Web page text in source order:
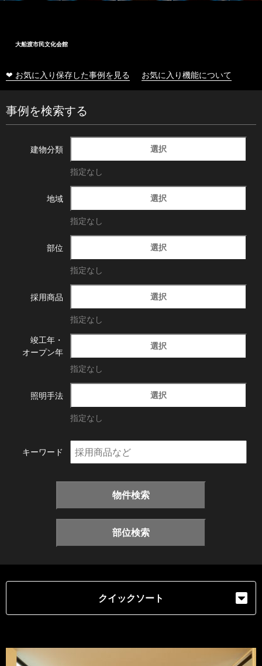
大船渡市民文化会館
❤ お気に入り保存した事例を見る お気に入り機能について
事例を検索する
建物分類 選択
指定なし
地域 選択
指定なし
部位 選択
指定なし
採用商品 選択
指定なし
竣工年・
オープン年
選択
指定なし
照明手法 選択
指定なし
キーワード
物件検索
部位検索
クイックソート